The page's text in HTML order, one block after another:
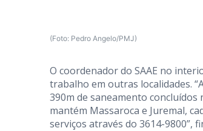
(Foto: Pedro Angelo/PMJ)
O coordenador do SAAE no
trabalho em outras localidades.
390m de saneamento concluídos
mantém Massaroca e Juremal,
serviços através do 3614-9800”,